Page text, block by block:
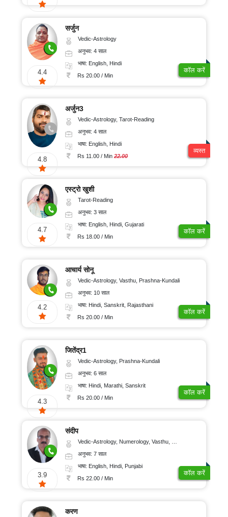
4.4
सर्जुन
Vedic-Astrology
अनुभव: 4 साल
भाषा: English, Hindi
Rs 20.00 / Min
कॉल करें
4.8
अर्जुन3
Vedic-Astrology, Tarot-Reading
अनुभव: 4 साल
भाषा: English, Hindi
Rs 11.00 / Min22.00
व्यस्त
4.7
एस्ट्रो खुशी
Tarot-Reading
अनुभव: 3 साल
भाषा: English, Hindi, Gujarati
Rs 18.00 / Min
कॉल करें
4.2
आचार्य सोनू
Vedic-Astrology, Vasthu, Prashna-Kundali
अनुभव: 10 साल
भाषा: Hindi, Sanskrit, Rajasthani
Rs 20.00 / Min
कॉल करें
4.3
जितेंद्र1
Vedic-Astrology, Prashna-Kundali
अनुभव: 6 साल
भाषा: Hindi, Marathi, Sanskrit
Rs 20.00 / Min
कॉल करें
3.9
संदीप
Vedic-Astrology, Numerology, Vasthu, Nadi-Astrology, Psychology, Medical-Astrology, Prashna-Kundali
अनुभव: 7 साल
भाषा: English, Hindi, Punjabi
Rs 22.00 / Min
कॉल करें
करण